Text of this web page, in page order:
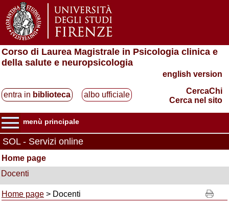
Corso di Laurea Magistrale in Psicologia clinica e
della salute e neuropsicologia
english version
entra in biblioteca albo ufficiale
CercaChi
Cerca nel sito
menù principale
SOL - Servizi online
Home page
Docenti
Home page > Docenti